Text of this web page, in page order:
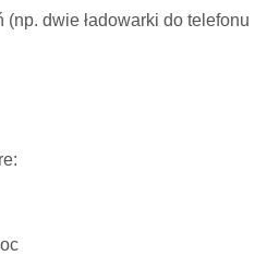
(np. dwie ładowarki do telefonu